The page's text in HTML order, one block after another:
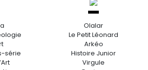
série
Olalar
Le Petit Léonard
Arkéo
Histoire Junior
Virgule